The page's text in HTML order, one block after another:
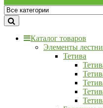
Каталог товаров
Элементы
Тетива